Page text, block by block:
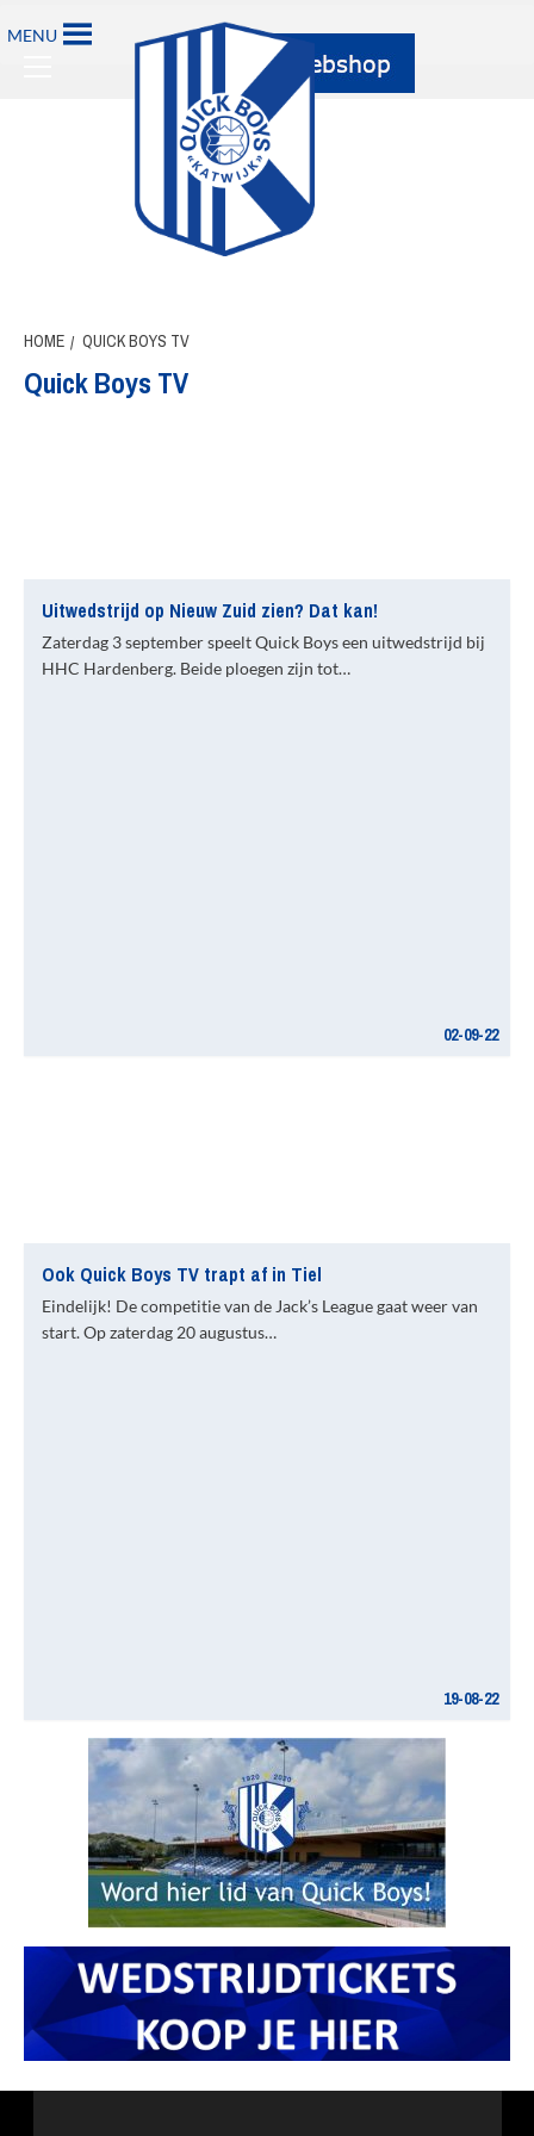
naar
MENU
Primary
HOME QUICK BOYS TV
Quick Boys TV
Uitwedstrijd op Nieuw Zuid zien? Dat kan!
Zaterdag 3 september speelt Quick Boys een uitwedstrijd bij
HHC Hardenberg. Beide ploegen zijn tot…
02-09-22
Ook Quick Boys TV trapt af in Tiel
Eindelijk! De competitie van de Jack’s League gaat weer van
start. Op zaterdag 20 augustus…
19-08-22